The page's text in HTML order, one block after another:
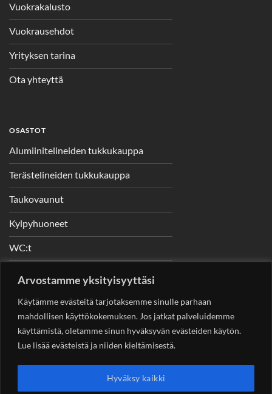
Arvostamme yksityisyyttäsi
Käytämme evästeitä tarjotaksemme sinulle parhaan
mahdollisen käyttökokemuksen. Jos jatkat palveluidemme
käyttämistä, oletamme sinun hyväksyvän evästeiden käytön.
Lue lisää evästeistä ja niiden kieltämisestä.
Hyväksy kaikki
Vuokrakalusto
Vuokrausehdot
Yrityksen tarina
Ota yhteyttä
OSASTOT
Alumiinitelineiden tukkukauppa
Terästelineiden tukkukauppa
Taukovaunut
Kylpyhuoneet
WC:t
Nostimet
YHTEYSTIEDOT
Helsingin Rakennuskonevuokraus OySotungintie 449,
00890 Helsinki 0400 99 53 63